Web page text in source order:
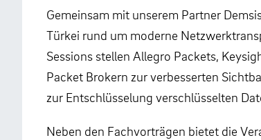
Gemeinsam mit unserem Partner
Türkei rund um moderne
Sessions stellen Allegro Packets,
Packet Brokern zur verbesserten
zur Entschlüsselung verschlüsselten
Neben den Fachvorträgen bietet die
Produkt-Handbuch